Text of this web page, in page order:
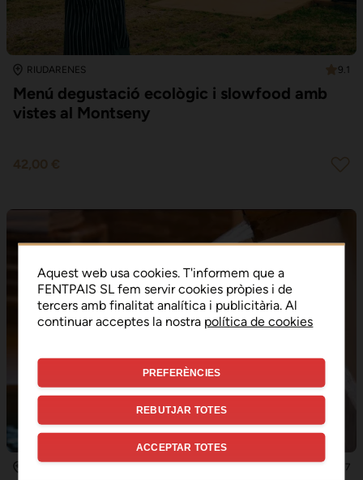
RIUDARENES 9.1
Menú degustació ecològic i slowfood amb
vistes al Montseny
9.7
Aquest web usa cookies. T'informem que a
FENTPAIS SL fem servir cookies pròpies i de
tercers amb finalitat analítica i publicitària. Al
continuar acceptes la nostra política de cookies
PREFERÈNCIES
REBUTJAR TOTES
ACCEPTAR TOTES